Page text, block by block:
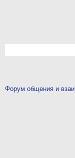
Форум общения и